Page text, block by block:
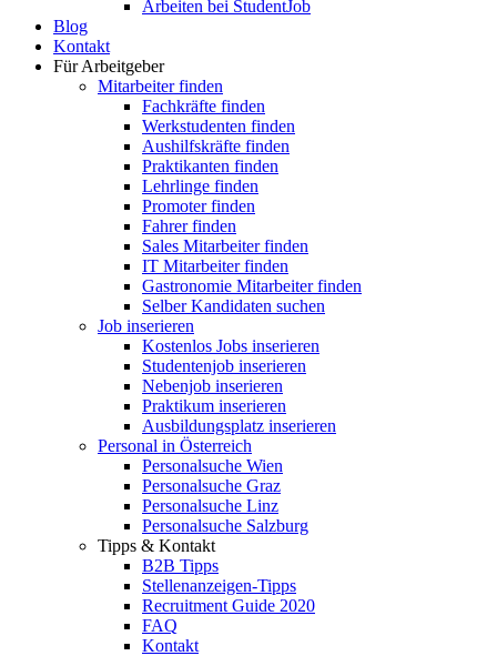
Arbeiten bei StudentJob
Blog
Kontakt
Für Arbeitgeber
Mitarbeiter finden
Fachkräfte finden
Werkstudenten finden
Aushilfskräfte finden
Praktikanten finden
Lehrlinge finden
Promoter finden
Fahrer finden
Sales Mitarbeiter finden
IT Mitarbeiter finden
Gastronomie Mitarbeiter finden
Selber Kandidaten suchen
Job inserieren
Kostenlos Jobs inserieren
Studentenjob inserieren
Nebenjob inserieren
Praktikum inserieren
Ausbildungsplatz inserieren
Personal in Österreich
Personalsuche Wien
Personalsuche Graz
Personalsuche Linz
Personalsuche Salzburg
Tipps & Kontakt
B2B Tipps
Stellenanzeigen-Tipps
Recruitment Guide 2020
FAQ
Kontakt